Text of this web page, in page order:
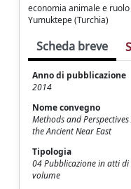
economia animale e
Yumuktepe (Turchia)
Scheda breve
Anno di pubblicazione
2014
Nome convegno
Methods and
the Ancient Near East
Tipologia
04 Pubblicazione in atti
volume